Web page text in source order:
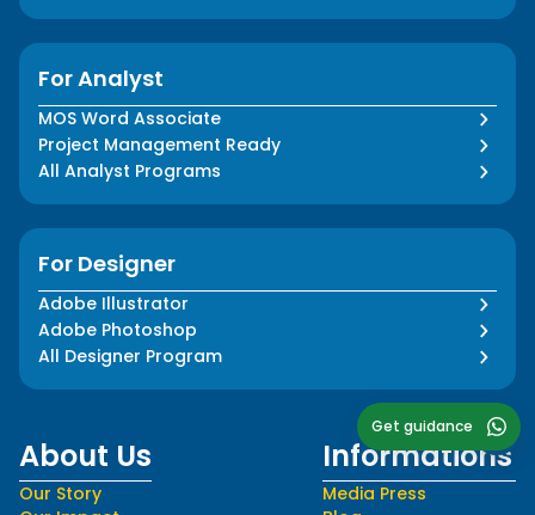
Get guidance
For Analyst
MOS Word Associate
Project Management Ready
All Analyst Programs
For Designer
Adobe Illustrator
Adobe Photoshop
All Designer Program
About Us
Our Story
Informations
Media Press